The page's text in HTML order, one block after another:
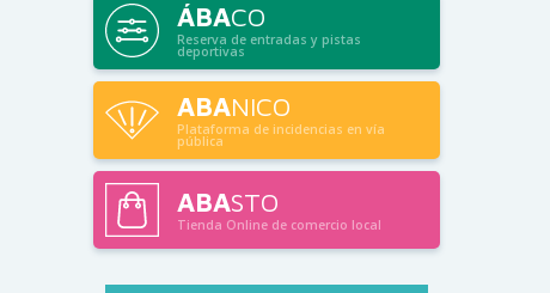
ÁBACO
Reserva de entradas y pistas
deportivas
ABANICO
Plataforma de incidencias en vía
pública
ABASTO
Tienda Online de comercio local